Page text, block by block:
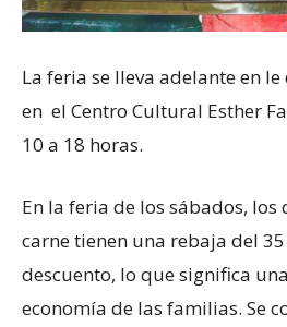
La feria se lleva adelante en
en el Centro Cultural Esther
10 a 18 horas.
En la feria de los sábados,
carne tienen una rebaja del 35
descuento, lo que significa
economía de las familias. Se